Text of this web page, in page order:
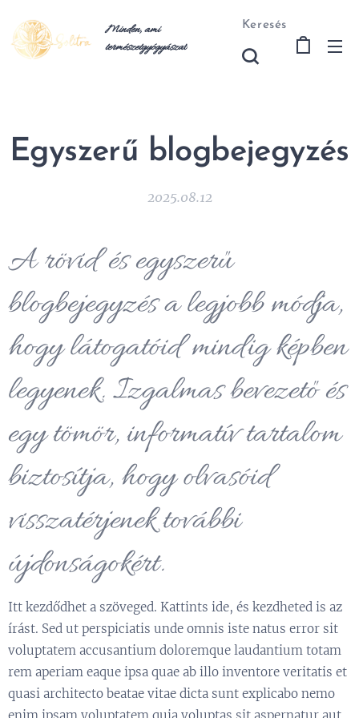
Minden, ami
természetgyógyászat
Keresés
Egyszerű blogbejegyzés
2025.08.12
A rövid és egyszerű
blogbejegyzés a legjobb módja,
hogy látogatóid mindig képben
legyenek. Izgalmas bevezető és
egy tömör, informatív tartalom
biztosítja, hogy olvasóid
visszatérjenek további
újdonságokért.
Itt kezdődhet a szöveged. Kattints ide, és kezdheted is az
írást. Sed ut perspiciatis unde omnis iste natus error sit
voluptatem accusantium doloremque laudantium totam
rem aperiam eaque ipsa quae ab illo inventore veritatis et
quasi architecto beatae vitae dicta sunt explicabo nemo